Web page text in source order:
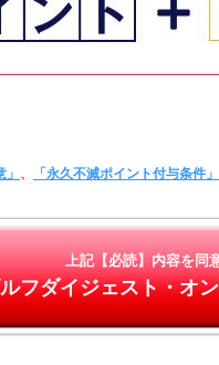
、 「永久不滅ポイント付与条件」
上記【必読】内容を同
フダイジェスト・オ